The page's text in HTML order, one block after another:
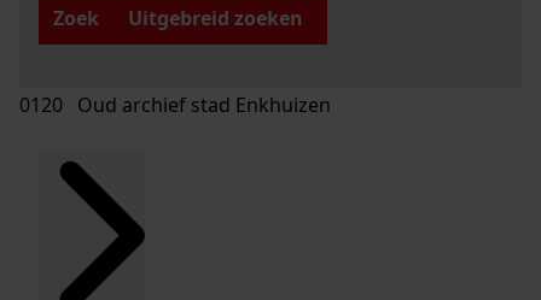
Zoek
Uitgebreid zoeken
0120 Oud archief stad Enkhuizen